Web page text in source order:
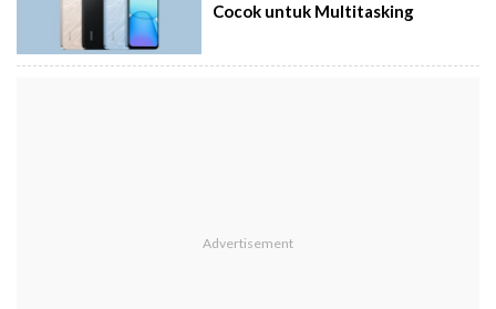
Cocok untuk Multitasking